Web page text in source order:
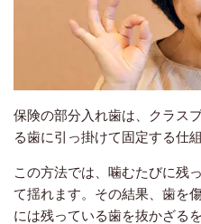
保険の部分入れ歯は、クラス
る歯に引っ掛けて固定する仕組
この方法では、噛むたびに残
て揺れます。その結果、歯を
には残っている歯を抜かざる